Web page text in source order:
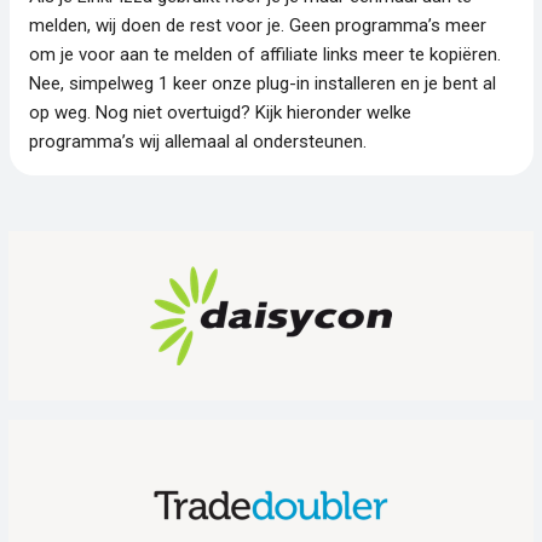
melden, wij doen de rest voor je. Geen programma’s meer
om je voor aan te melden of affiliate links meer te kopiëren.
Nee, simpelweg 1 keer onze plug-in installeren en je bent al
op weg. Nog niet overtuigd? Kijk hieronder welke
programma’s wij allemaal al ondersteunen.